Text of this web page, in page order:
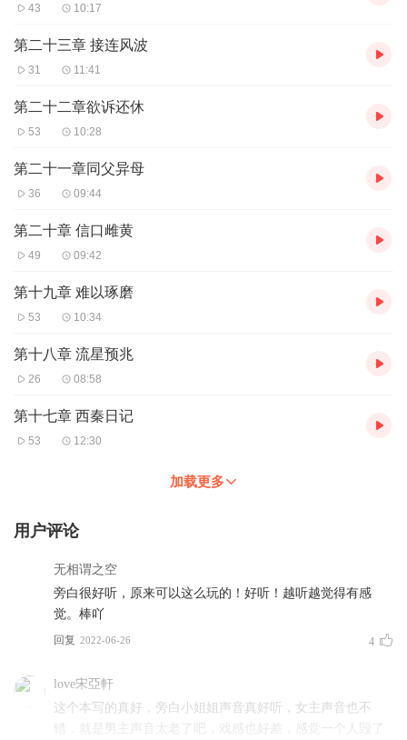
43 10:17
第二十三章 接连风波
31 11:41
第二十二章欲诉还休
53 10:28
第二十一章同父异母
36 09:44
第二十章 信口雌黄
49 09:42
第十九章 难以琢磨
53 10:34
第十八章 流星预兆
26 08:58
第十七章 西秦日记
53 12:30
加载更多
用户评论
无相谓之空
旁白很好听，原来可以这么玩的！好听！越听越觉得有感
觉。棒吖
回复 2022-06-26 4
love宋亞軒
这个本写的真好，旁白小姐姐声音真好听，女主声音也不
错，就是男主声音太老了吧，戏感也好差，感觉一个人毁了